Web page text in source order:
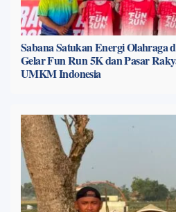
Sabana Satukan Energi Olahraga
Gelar Fun Run 5K dan Pasar
UMKM Indonesia